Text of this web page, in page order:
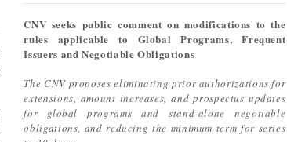
CNV seeks public comment on modifications to the
rules applicable to Global Programs, Frequent
Issuers and Negotiable Obligations
The CNV proposes eliminating prior authorizations for
extensions, amount increases, and prospectus updates
for global programs and stand-alone negotiable
obligations, and reducing the minimum term for series